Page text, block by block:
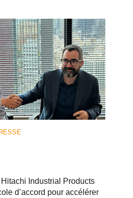
Industrial Products
d’accord pour accélérer